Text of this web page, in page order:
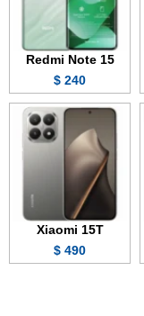
Redmi Note 15
240 $
Xiaomi 15T
490 $